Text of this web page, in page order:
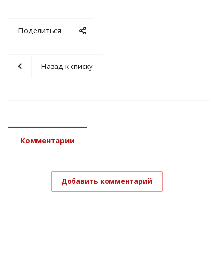
Поделиться
Назад к списку
Комментарии
Добавить комментарий